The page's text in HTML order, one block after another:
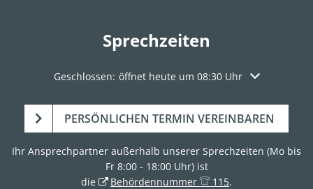
Sprechzeiten
Klicken, um weitere Öffnungs- oder Schließzeiten
Geschlossen: öffnet heute um 08:30 Uhr
PERSÖNLICHEN TERMIN VEREINBAREN
Ihr Ansprechpartner außerhalb unserer Sprechzeiten (Mo bis
Fr 8:00 - 18:00 Uhr) ist
die
Behördennummer 115.